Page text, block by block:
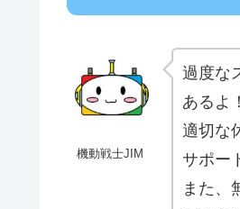
機動戦士JIM
過度な
あるよ！
適切な
サポー
また、